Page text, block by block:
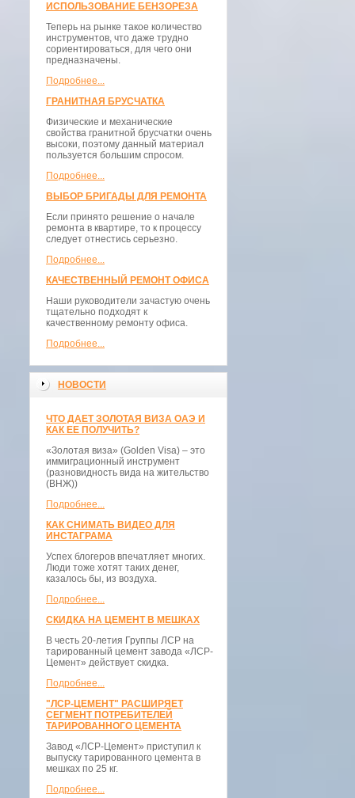
ИСПОЛЬЗОВАНИЕ БЕНЗОРЕЗА
Теперь на рынке такое количество
инструментов, что даже трудно
сориентироваться, для чего они
предназначены.
Подробнее...
ГРАНИТНАЯ БРУСЧАТКА
Физические и механические
свойства гранитной брусчатки очень
высоки, поэтому данный материал
пользуется большим спросом.
Подробнее...
ВЫБОР БРИГАДЫ ДЛЯ РЕМОНТА
Если принято решение о начале
ремонта в квартире, то к процессу
следует отнестись серьезно.
Подробнее...
КАЧЕСТВЕННЫЙ РЕМОНТ ОФИСА
Наши руководители зачастую очень
тщательно подходят к
качественному ремонту офиса.
Подробнее...
НОВОСТИ
ЧТО ДАЕТ ЗОЛОТАЯ ВИЗА ОАЭ И
КАК ЕЕ ПОЛУЧИТЬ?
«Золотая виза» (Golden Visa) – это
иммиграционный инструмент
(разновидность вида на жительство
(ВНЖ))
Подробнее...
КАК СНИМАТЬ ВИДЕО ДЛЯ
ИНСТАГРАМА
Успех блогеров впечатляет многих.
Люди тоже хотят таких денег,
казалось бы, из воздуха.
Подробнее...
СКИДКА НА ЦЕМЕНТ В МЕШКАХ
В честь 20-летия Группы ЛСР на
тарированный цемент завода «ЛСР-
Цемент» действует скидка.
Подробнее...
"ЛСР-ЦЕМЕНТ" РАСШИРЯЕТ
СЕГМЕНТ ПОТРЕБИТЕЛЕЙ
ТАРИРОВАННОГО ЦЕМЕНТА
Завод «ЛСР-Цемент» приступил к
выпуску тарированного цемента в
мешках по 25 кг.
Подробнее...